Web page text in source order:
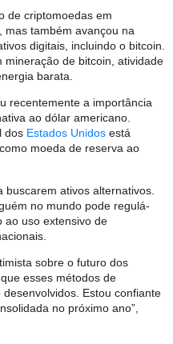
de criptomoedas em
mas também avançou na
digitais, incluindo o bitcoin.
de bitcoin, atividade
barata.
recentemente a importância
ao dólar americano.
dos Estados Unidos está
moeda de reserva ao
ativos alternativos.
no mundo pode regulá-
ao uso extensivo de
sobre o futuro dos
esses métodos de
Estou confiante
no próximo ano”,